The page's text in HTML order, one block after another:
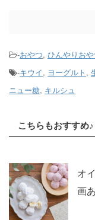
-おやつ, ひんやりお
-キウイ, ヨーグルト ,
ニュー糖, キルシュ
こちらもおすすめ♪
オ
画